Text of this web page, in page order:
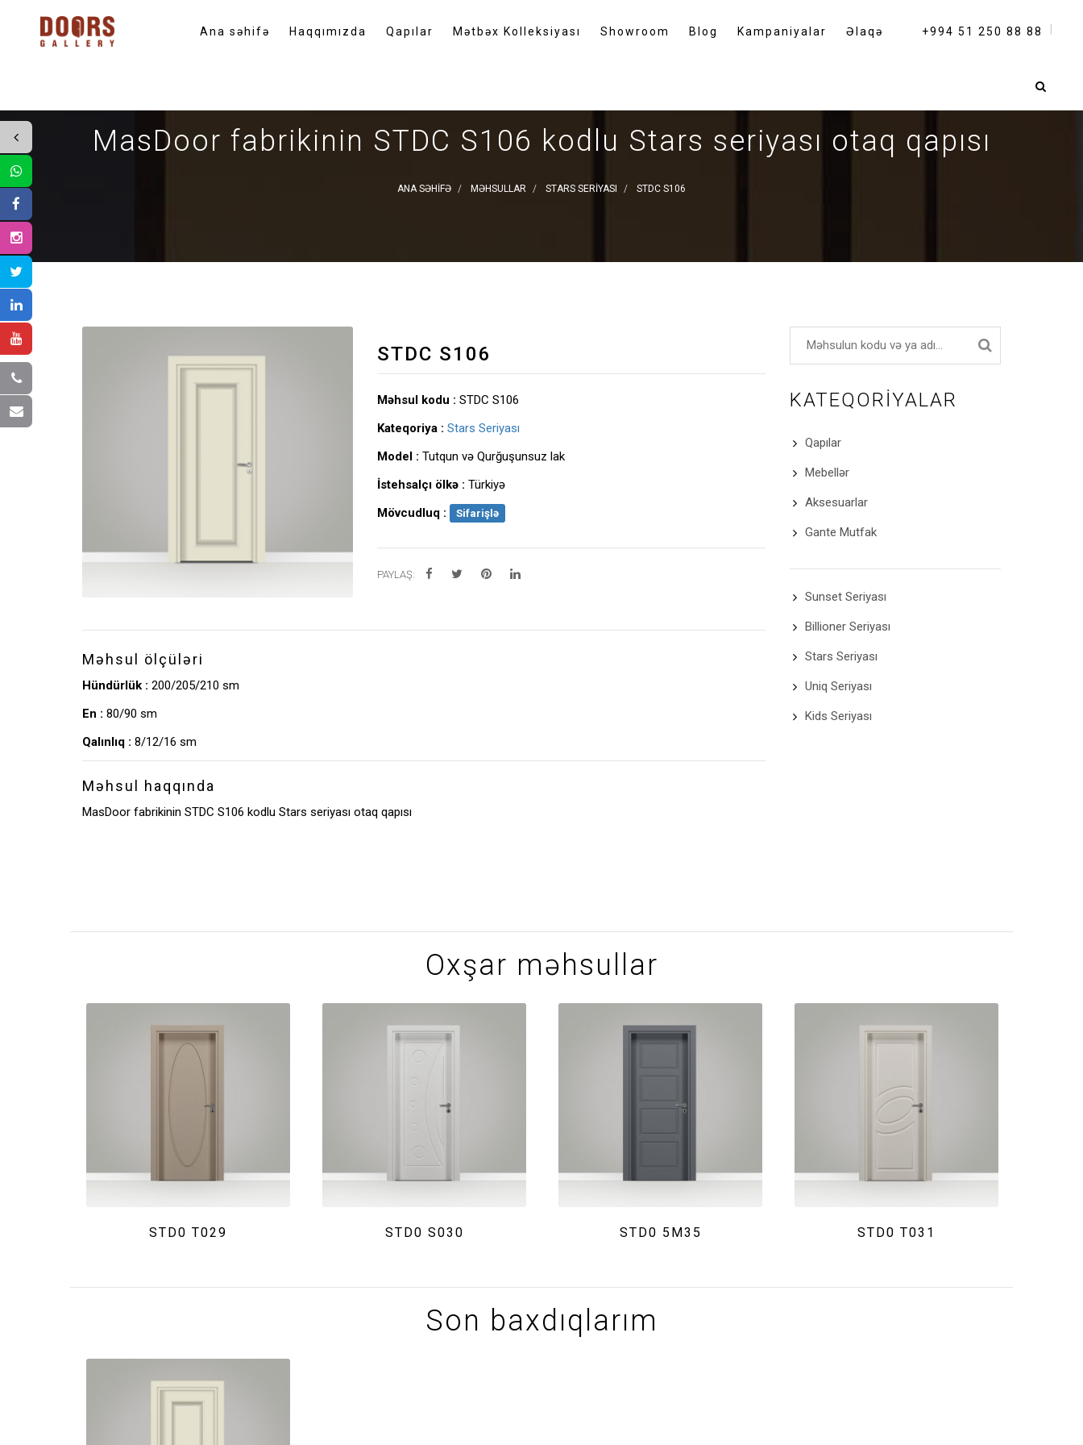
Ana səhifə Haqqımızda Qapılar Mətbəx Kolleksiyası Showroom Blog Kampaniyalar Əlaqə +994 51 250 88 88
MasDoor fabrikinin STDC S106 kodlu Stars seriyası otaq qapısı
ANA SƏHIFƏ MƏHSULLAR STARS SERIYASI STDC S106
STDC S106
Məhsul kodu : STDC S106
Kateqoriya : Stars Seriyası
Model : Tutqun və Qurğuşunsuz lak
İstehsalçı ölkə : Türkiyə
Mövcudluq :
Sifarişlə
PAYLAŞ:
Məhsul ölçüləri
Hündürlük : 200/205/210 sm
En : 80/90 sm
Qalınlıq : 8/12/16 sm
Məhsul haqqında
MasDoor fabrikinin STDC S106 kodlu Stars seriyası otaq qapısı
KATEQORIYALAR
Qapılar
Mebellər
Aksesuarlar
Gante Mutfak
Sunset Seriyası
Billioner Seriyası
Stars Seriyası
Uniq Seriyası
Kids Seriyası
Oxşar məhsullar
STD0 T029 STD0 S030 STD0 5M35 STD0 T031
Son baxdıqlarım